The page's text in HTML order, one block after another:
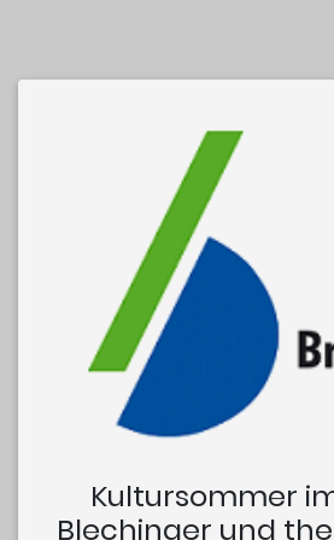
Kultursommer
Blechinger und